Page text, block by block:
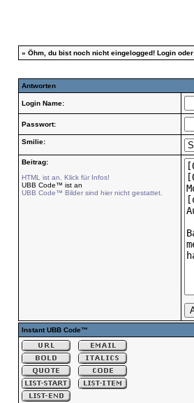
» Öhm, du bist noch nicht eingelogged! Loginoder
Antworten
Login Name:
Passwort:
Smilie:
Beitrag:
HTML ist an. Klick für Infos!
UBB Code™ ist an
UBB Code™ Bilder sind hier nicht gestattet.
Instant UBB Code™